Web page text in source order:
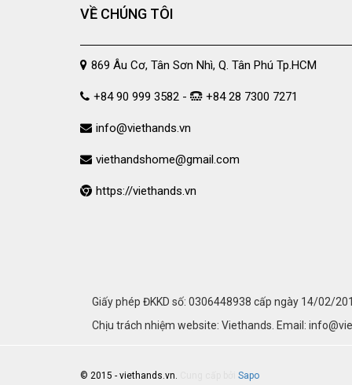
CNB5
VỀ CHÚNG TÔI
869 Âu Cơ, Tân Sơn Nhì, Q. Tân Phú Tp.HCM
+84 90 999 3582 - +84 28 7300 7271
info@viethands.vn
viethandshome@gmail.com
https://viethands.vn
Giấy phép ĐKKD số: 0306448938 cấp ngày 14/02/
Chịu trách nhiệm website: Viethands. Email:
© 2015 - viethands.vn. Sapo